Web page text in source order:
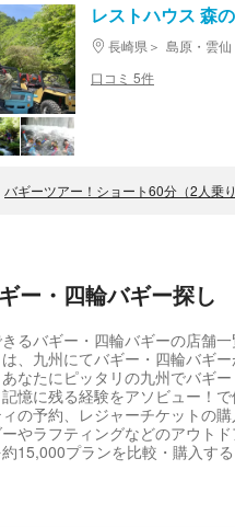
レストハウス 森
長崎県 島原・雲
口コミ 5件
ー・四輪バギー探し
るバギー・四輪バギーの店舗一
、九州にてバギー・四輪バギ
なたにピッタリの九州でバギ
憶に残る経験をアソビュー！
の予約、レジャーチケットの
やラフティングなどのアウト
15,000プランを比較・購入する